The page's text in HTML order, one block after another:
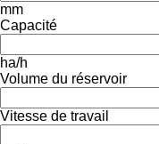
mm
Capacité
ha/h
Volume du réservoir
Vitesse de travail